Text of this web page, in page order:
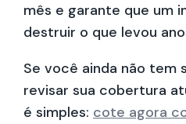
mês e garante que um
destruir o que levou
Se você ainda não tem
revisar sua cobertura
é simples: cote agora